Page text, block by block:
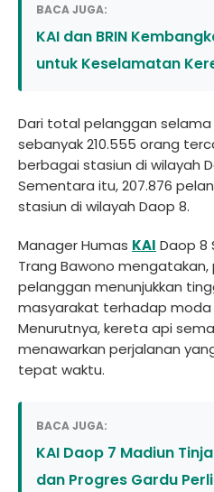
BACA JUGA:
KAI dan BRIN
untuk Keselamatan
Dari total pelanggan selama
sebanyak 210.555 orang
berbagai stasiun di wilayah
Sementara itu, 207.876
stasiun di wilayah Daop 8.
Manager Humas KAI Daop 8
Trang Bawono
pelanggan menunjukkan
masyarakat terhadap
Menurutnya, kereta api
menawarkan perjalanan
tepat waktu.
BACA JUGA:
KAI Daop 7 Madiun
dan Progres Gardu